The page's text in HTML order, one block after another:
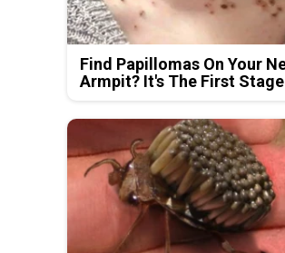
Find Papillomas On Your
Armpit? It's The First